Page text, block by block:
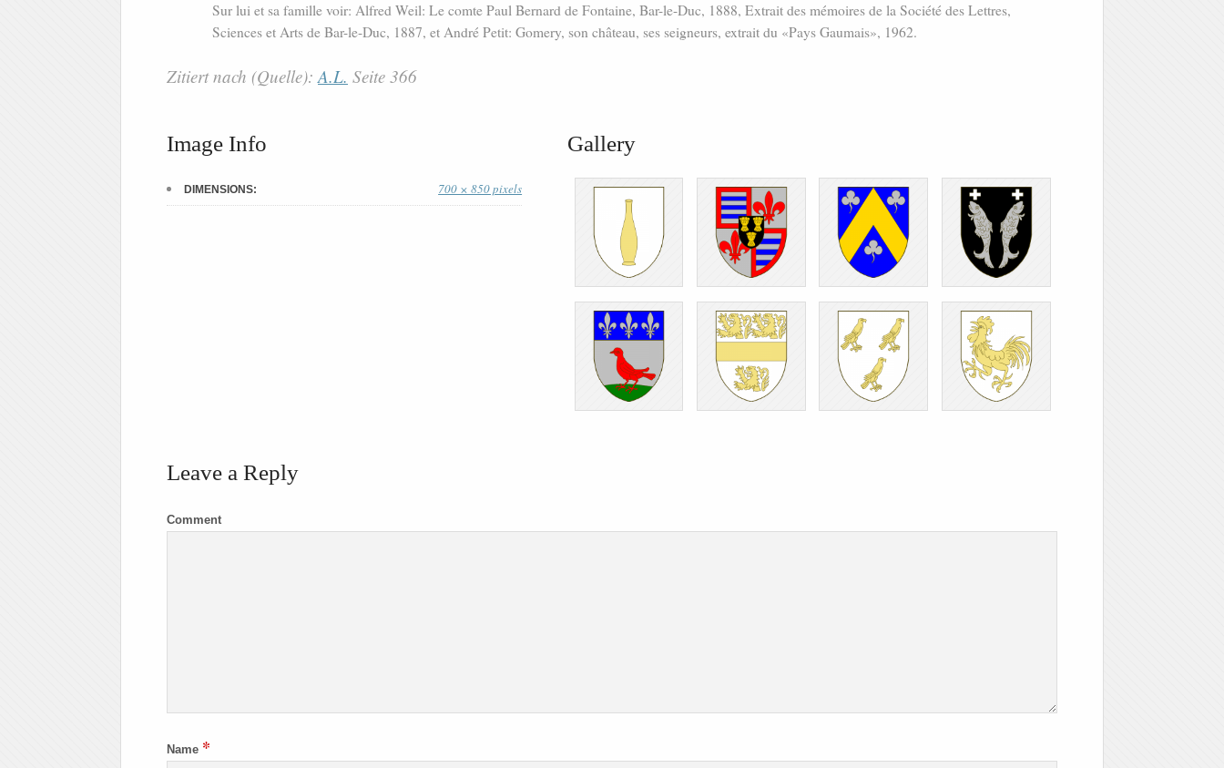
Sur lui et sa famille voir: Alfred Weil: Le comte Paul Bernard de Fontaine, Bar-le-Duc, 1888, Extrait des mémoires de la Société des Lettres,
Sciences et Arts de Bar-le-Duc, 1887, et André Petit: Gomery, son château, ses seigneurs, extrait du «Pays Gaumais», 1962.
Zitiert nach (Quelle):A.L. Seite 366
Image Info
DIMENSIONS: 700 × 850 pixels
Gallery
Leave a Reply
Comment
Name *